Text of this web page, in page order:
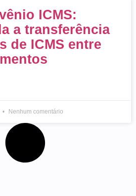
ICMS:
a transferência
de ICMS entre
Nenhum comentário